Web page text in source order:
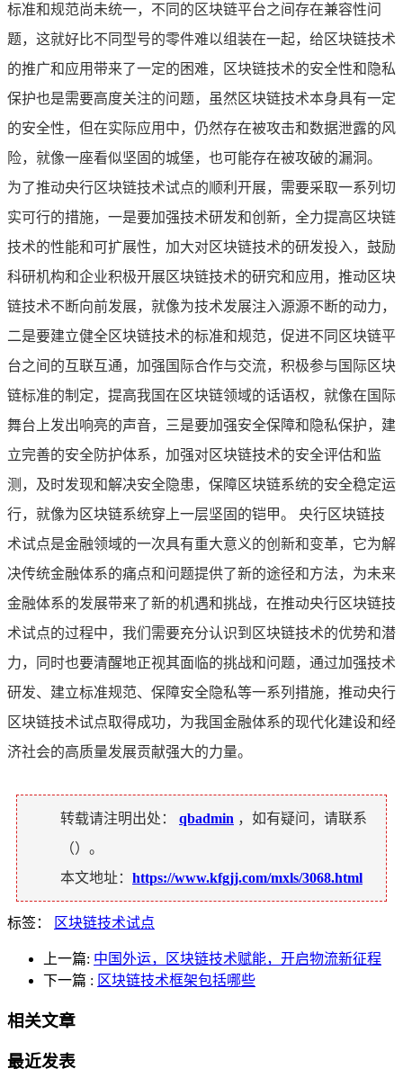
标准和规范尚未统一，不同的区块链平台之间存在兼容性问
题，这就好比不同型号的零件难以组装在一起，给区块链技术
的推广和应用带来了一定的困难，区块链技术的安全性和隐私
保护也是需要高度关注的问题，虽然区块链技术本身具有一定
的安全性，但在实际应用中，仍然存在被攻击和数据泄露的风
险，就像一座看似坚固的城堡，也可能存在被攻破的漏洞。
为了推动央行区块链技术试点的顺利开展，需要采取一系列切
实可行的措施，一是要加强技术研发和创新，全力提高区块链
技术的性能和可扩展性，加大对区块链技术的研发投入，鼓励
科研机构和企业积极开展区块链技术的研究和应用，推动区块
链技术不断向前发展，就像为技术发展注入源源不断的动力，
二是要建立健全区块链技术的标准和规范，促进不同区块链平
台之间的互联互通，加强国际合作与交流，积极参与国际区块
链标准的制定，提高我国在区块链领域的话语权，就像在国际
舞台上发出响亮的声音，三是要加强安全保障和隐私保护，建
立完善的安全防护体系，加强对区块链技术的安全评估和监
测，及时发现和解决安全隐患，保障区块链系统的安全稳定运
行，就像为区块链系统穿上一层坚固的铠甲。 央行区块链技
术试点是金融领域的一次具有重大意义的创新和变革，它为解
决传统金融体系的痛点和问题提供了新的途径和方法，为未来
金融体系的发展带来了新的机遇和挑战，在推动央行区块链技
术试点的过程中，我们需要充分认识到区块链技术的优势和潜
力，同时也要清醒地正视其面临的挑战和问题，通过加强技术
研发、建立标准规范、保障安全隐私等一系列措施，推动央行
区块链技术试点取得成功，为我国金融体系的现代化建设和经
济社会的高质量发展贡献强大的力量。
转载请注明出处： qbadmin ，如有疑问，请联系
（）。
本文地址： https://www.kfgjj.com/mxls/3068.html
标签： 区块链技术试点
上一篇: 中国外运，区块链技术赋能，开启物流新征程
下一篇 : 区块链技术框架包括哪些
相关文章
最近发表